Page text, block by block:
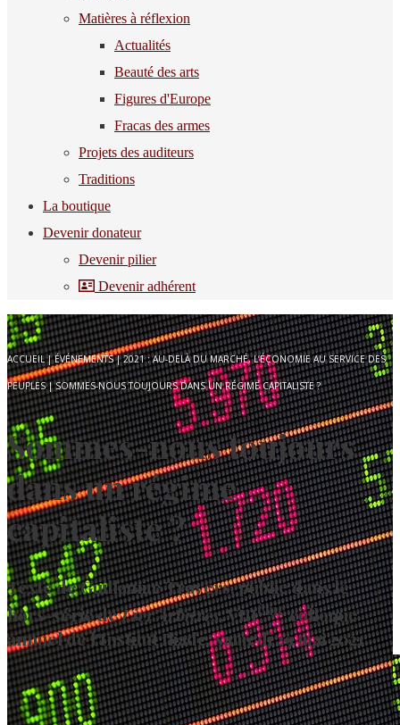
Matières à réflexion
Actualités
Beauté des arts
Figures d'Europe
Fracas des armes
Projets des auditeurs
Traditions
La boutique
Devenir donateur
Devenir pilier
Devenir adhérent
ACCUEIL|ÉVÉNEMENTS|2021 : AU-DELÀ DU MARCHÉ, L’ÉCONOMIE AU SERVICE DES
PEUPLES|SOMMES-NOUS TOUJOURS DANS UN RÉGIME CAPITALISTE ?
Sommes-nous toujours
dans un régime
capitaliste ?
Texte de Guillaume Travers, publié dans le
hors-série deLivr'Arbitres, VIIIèmecolloque
annuel de l'Institut Iliade, samedi 29 mai 2021.